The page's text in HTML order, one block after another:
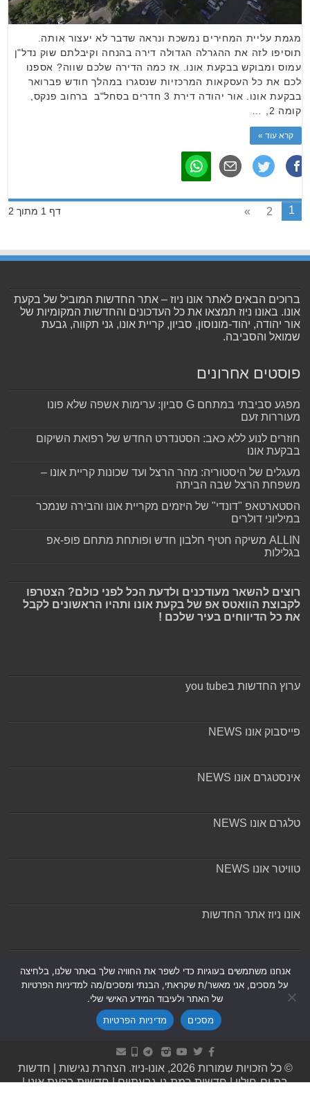
מגמת עליית המחירים נמשכת ונראה שדבר לא יעצור אותה.
תוסיפו לזה את ההגרלה הגדולה דירה בהנחה וקיבלתם שוק נדל"ן
עמוס ומבוקש בבקעת אונו. אז כמה הדירה שלכם שווה? אספנו
לכם את כל העסקאות המרכזיות שנסגרו במהלך חודש פברואר
בבקעת אונו. אור יהודה דירת 3 חדרים בסחל"ב ברחוב פנקס,
קומה 2, …
קרא עוד »
דף 1 מתוך 2 1
2
»
ברוכים הבאים לאתר אונו ניוז – אתר החדשות המוביל של בקעת
אונו. באונו ניוז תמצאו את כל העדכונים והחדשות המקומיות של
אור יהודה, יהוד-מונוסון, סביון, קריית אונו, גני תקווה, גבעת
שמואל והסביבה.
פוסטים אחרונים
מפגע סביבתי במתחם G סביון: ערימות אשפה שלא פונו
מעוררות זעם
חוזרים לנוע ללא כאב: הסטנדרט החדש של רפואת השיקום
בבקעת אונו
מעגלים של היסטוריה: מהר הרצל ועד שכונות קריית אונו –
משפחת הרצל שבה הביתה
הסטארטאפ "דונדי" של היזמים מקריית אונו והבירה שנמכר
במיליוני דולרים
ALLIN משיקה חטיף חלבון חדש ופותחת מתחם פופ-אפ
בגלילות
רוצים להשאר מעודכנים ולדעת הכל לפני כולם? הצטרפו
לקבוצת הוואטס אפ של בקעת אונו ותהיו הראשונים לקבל
את כל הדיווחים בעיר שלכם !
ערוץ החדשות בyou tube
פייסבוק אונו NEWS
אינסטגרם אונו NEWS
טלגרם אונו NEWS
טוויטר אונו NEWS
אונו ניוז אתר החדשות
© כל הזכויות שמורות 2026, אונו-ניוז. הצהרת נגישות
חדשות
בת ים-חולון|חדשות רמת גן-גבעתיים|חדשות בקעת אונו|
אנחנו משתמשים בעוגיות כדי לשפר את החוויה שלך באתר שלנו, בלחיצה
על מסכים, אני מאשר/ת שקראתי, הבנתי ומסכים/מה למדיניות הפרטיות
של האתר ולעיבוד המידע האישי שלי.
מסכים
מדיניות הפרטיות